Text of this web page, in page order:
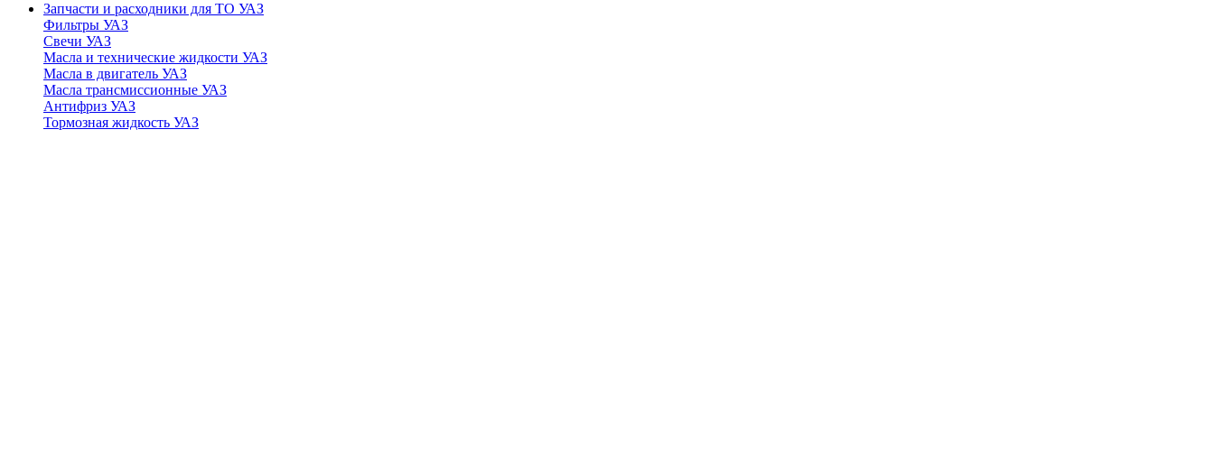
Запчасти и расходники для ТО УАЗ
Фильтры УАЗ
Свечи УАЗ
Масла и технические жидкости УАЗ
Масла в двигатель УАЗ
Масла трансмиссионные УАЗ
Антифриз УАЗ
Тормозная жидкость УАЗ